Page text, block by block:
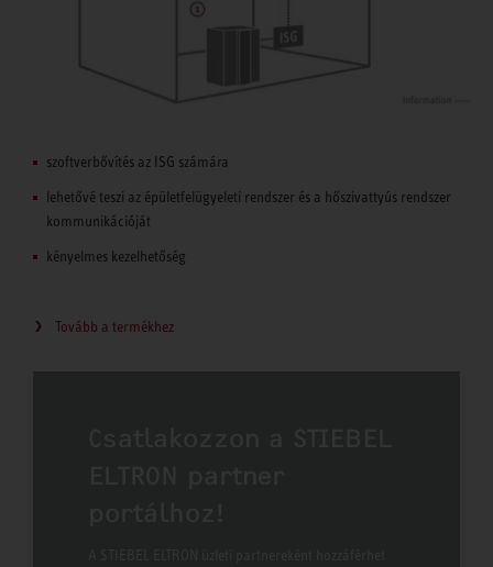
szoftverbővítés az ISG számára
lehetővé teszi az épületfelügyeleti rendszer és a hőszivattyús rendszer
kommunikációját
kényelmes kezelhetőség
Tovább a termékhez